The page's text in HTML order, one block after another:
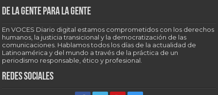
De la gente para la gente
En VOCES Diario digital estamos comprometidos con los derechos
humanos, la justicia transicional y la democratización de las
comunicaciones. Hablamos todos los días de la actualidad de
Latinoamérica y del mundo a través de la práctica de un
periodismo responsable, ético y profesional.
Redes sociales